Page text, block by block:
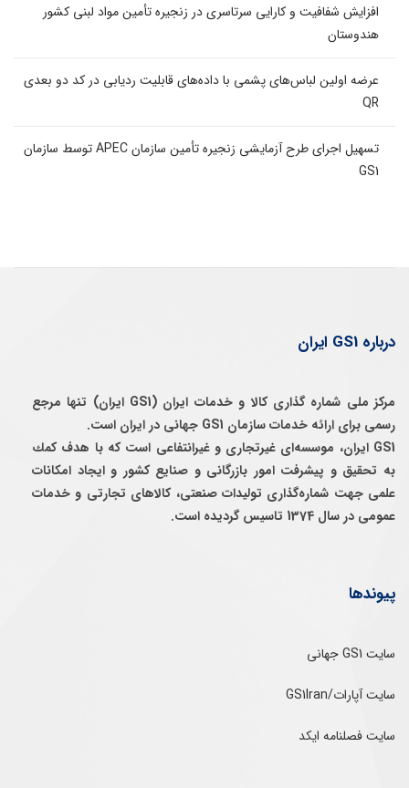
افزایش شفافیت و کارایی سرتاسری در زنجیره تأمین مواد لبنی کشور
هندوستان
عرضه اولین لباس‌های پشمی با داده‌های قابلیت ردیابی در کد دو بعدی
QR
تسهیل اجرای طرح آزمایشی زنجیره تأمین سازمان APEC توسط سازمان
GS1
درباره GS1 ایران
مرکز ملی شماره گذاری کالا و خدمات ایران (GS1 ایران) تنها مرجع
رسمی برای ارائه خدمات سازمان GS1 جهانی در ایران است.
GS1 ایران، موسسه‌ای غيرتجاری و غيرانتفاعی است كه با هدف كمك
به تحقيق و پيشرفت امور بازرگانی و صنايع كشور و ايجاد امكانات
علمی جهت شماره‌گذاری توليدات صنعتی، كالاهای تجارتی و خدمات
عمومی در سال 1374 تاسيس گرديده است.
پیوندها
سایت GS1 جهانی
سایت آپارات/GS1Iran
سایت فصلنامه ایکد